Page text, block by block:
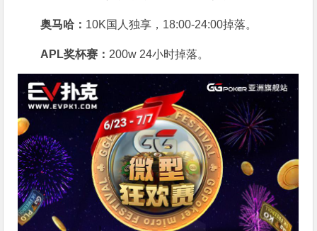
奥马哈 ： 10K国人独享，18:00-24:00掉落。
APL奖杯赛：200w 24小时掉落。